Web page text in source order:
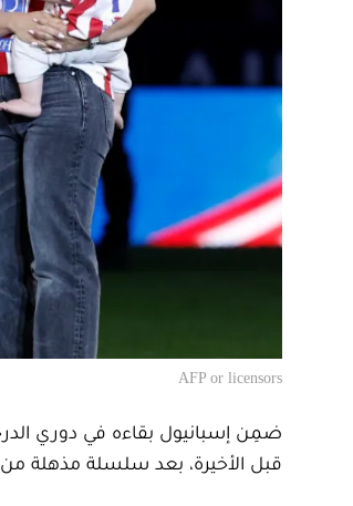
AFP or licensors
قبل الأخيرة، بعد سلسلة مذهلة من 18 مباراة من دون فوز.